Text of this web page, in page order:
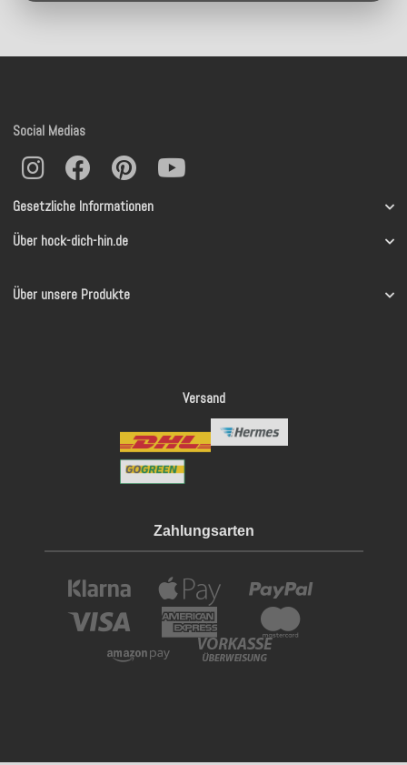
Gesetzliche Informationen
Über hock-dich-hin.de
Über unsere Produkte
Social Medias
Versand
Zahlungsarten